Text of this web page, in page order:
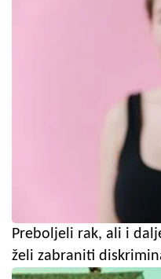
Preboljeli rak, ali i
želi zabraniti